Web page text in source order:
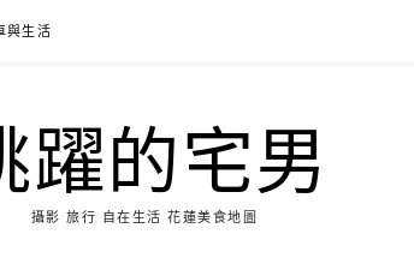
與生活
躍的宅男
攝影 旅行 自在生活 花蓮美食地圖